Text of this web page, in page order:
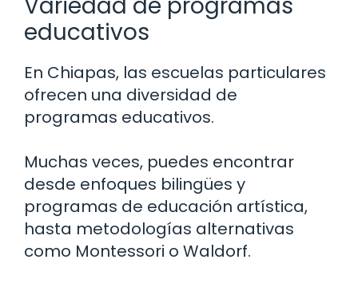
educativos
En Chiapas, las escuelas particulares
ofrecen una diversidad de
programas educativos.
Muchas veces, puedes encontrar
desde enfoques bilingües y
programas de educación artística,
hasta metodologías alternativas
como Montessori o Waldorf.